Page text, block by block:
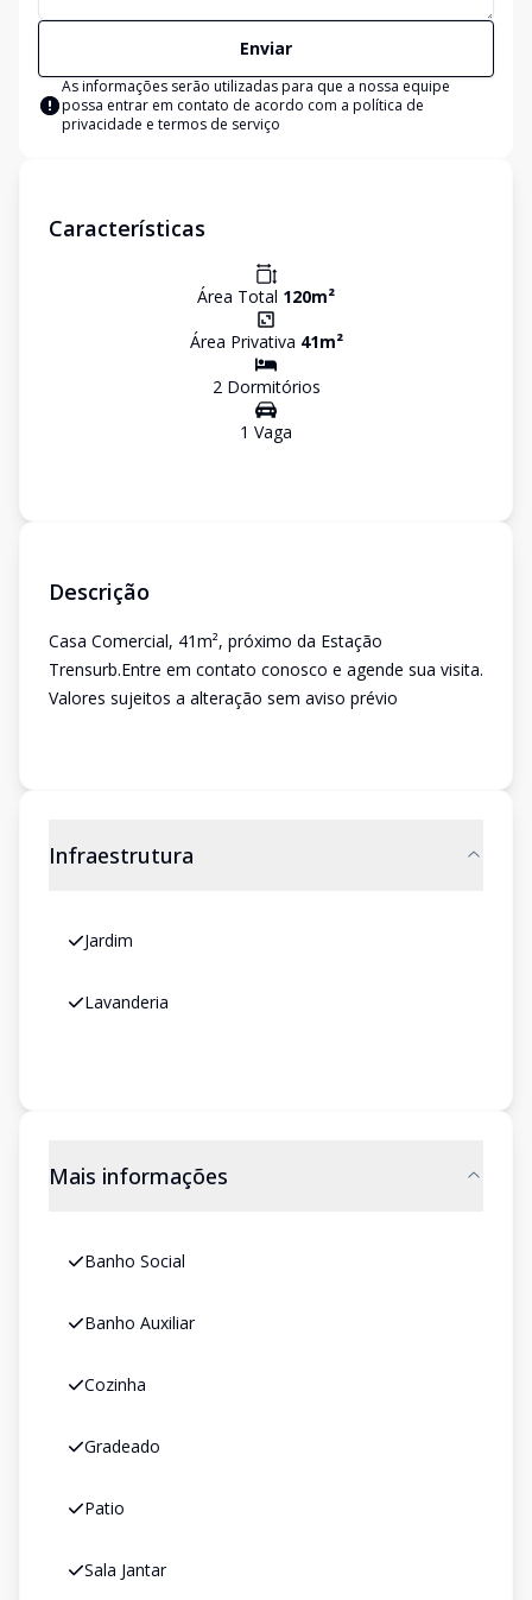
Enviar
As informações serão utilizadas para que a nossa equipe
possa entrar em contato de acordo com a política de
privacidade e termos de serviço
Características
Área Total 120m²
Área Privativa 41m²
2Dormitórios
1 Vaga
Descrição
Casa Comercial, 41m², próximo da Estação
Trensurb.Entre em contato conosco e agende sua visita.
Valores sujeitos a alteração sem aviso prévio
Infraestrutura
Jardim
Lavanderia
Mais informações
Banho Social
Banho Auxiliar
Cozinha
Gradeado
Patio
Sala Jantar